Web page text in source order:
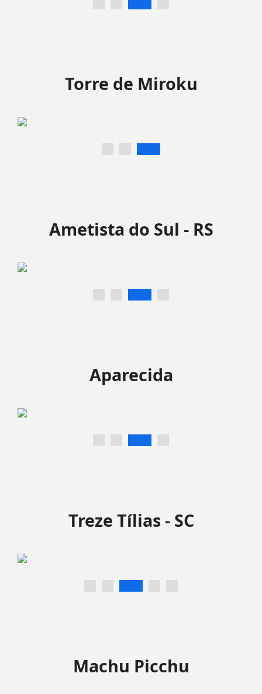
Torre de Miroku
Ametista do Sul - RS
Aparecida
Treze Tílias - SC
Machu Picchu